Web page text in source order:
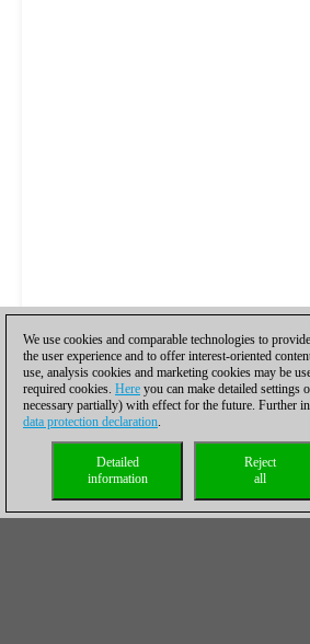
We use cookies and comparable technologies to
the user experience and to offer interest-oriented
use, analysis cookies and marketing cookies may be
required cookies. Here you can make detailed settings
necessary partially) with effect for the future. Further
data protection declaration.
Reject
all
Detailed
information